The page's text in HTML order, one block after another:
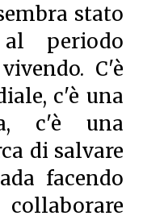
stato
periodo
C'è
c'è una
c'è una
di salvare
facendo